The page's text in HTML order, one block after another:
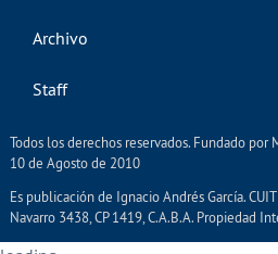
Archivo
Staff
Todos los derechos reservados. Fundado
10 de Agosto de 2010
Es publicación de Ignacio Andrés García.
Navarro 3438, CP 1419, C.A.B.A. Propiedad